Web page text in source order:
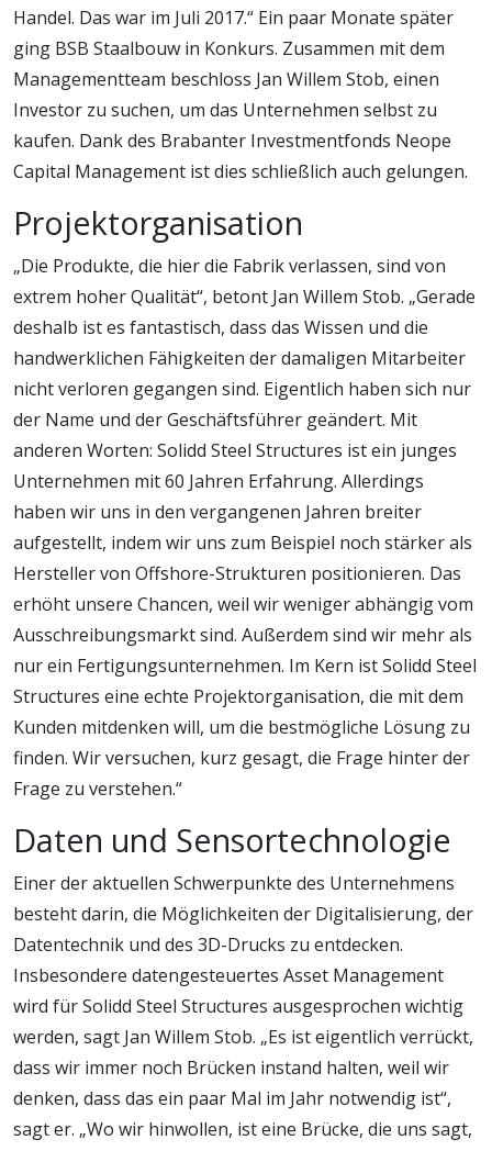
Handel. Das war im Juli 2017.“ Ein paar Monate später
ging BSB Staalbouw in Konkurs. Zusammen mit dem
Managementteam beschloss Jan Willem Stob, einen
Investor zu suchen, um das Unternehmen selbst zu
kaufen. Dank des Brabanter Investmentfonds Neope
Capital Management ist dies schließlich auch gelungen.
Projektorganisation
„Die Produkte, die hier die Fabrik verlassen, sind von
extrem hoher Qualität“, betont Jan Willem Stob. „Gerade
deshalb ist es fantastisch, dass das Wissen und die
handwerklichen Fähigkeiten der damaligen Mitarbeiter
nicht verloren gegangen sind. Eigentlich haben sich nur
der Name und der Geschäftsführer geändert. Mit
anderen Worten: Solidd Steel Structures ist ein junges
Unternehmen mit 60 Jahren Erfahrung. Allerdings
haben wir uns in den vergangenen Jahren breiter
aufgestellt, indem wir uns zum Beispiel noch stärker als
Hersteller von Offshore-Strukturen positionieren. Das
erhöht unsere Chancen, weil wir weniger abhängig vom
Ausschreibungsmarkt sind. Außerdem sind wir mehr als
nur ein Fertigungsunternehmen. Im Kern ist Solidd Steel
Structures eine echte Projektorganisation, die mit dem
Kunden mitdenken will, um die bestmögliche Lösung zu
finden. Wir versuchen, kurz gesagt, die Frage hinter der
Frage zu verstehen.“
Daten und Sensortechnologie
Einer der aktuellen Schwerpunkte des Unternehmens
besteht darin, die Möglichkeiten der Digitalisierung, der
Datentechnik und des 3D-Drucks zu entdecken.
Insbesondere datengesteuertes Asset Management
wird für Solidd Steel Structures ausgesprochen wichtig
werden, sagt Jan Willem Stob. „Es ist eigentlich verrückt,
dass wir immer noch Brücken instand halten, weil wir
denken, dass das ein paar Mal im Jahr notwendig ist“,
sagt er. „Wo wir hinwollen, ist eine Brücke, die uns sagt,